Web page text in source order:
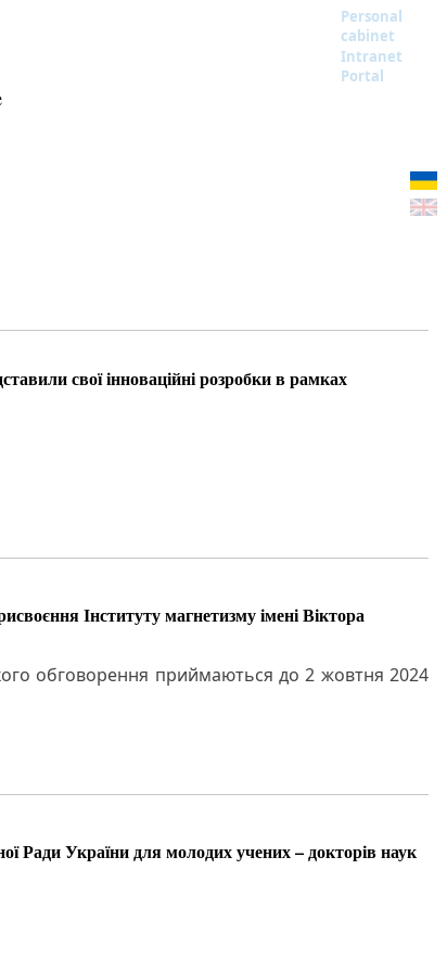
Personal
cabinet
Intranet
Portal
свої інноваційні розробки в рамках
Інституту магнетизму імені Віктора
обговорення приймаються до 2 жовтня 2024
Ради України для молодих учених – докторів наук